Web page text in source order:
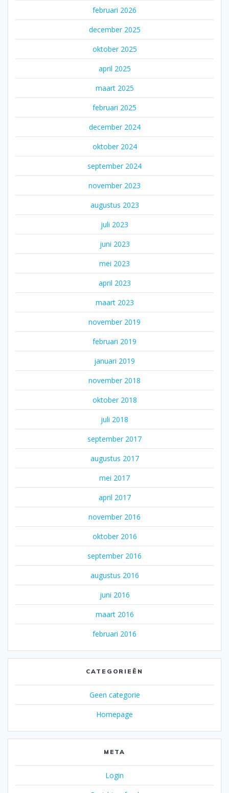
februari 2026
december 2025
oktober 2025
april 2025
maart 2025
februari 2025
december 2024
oktober 2024
september 2024
november 2023
augustus 2023
juli 2023
juni 2023
mei 2023
april 2023
maart 2023
november 2019
februari 2019
januari 2019
november 2018
oktober 2018
juli 2018
september 2017
augustus 2017
mei 2017
april 2017
november 2016
oktober 2016
september 2016
augustus 2016
juni 2016
maart 2016
februari 2016
CATEGORIEËN
Geen categorie
Homepage
META
Login